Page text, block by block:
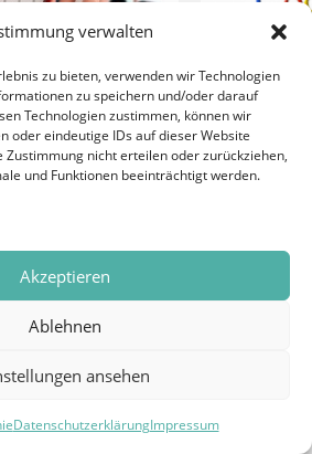
verwalten
zu bieten, verwenden wir Technologien
zu speichern und/oder darauf
Technologien zustimmen, können wir
oder eindeutige IDs auf dieser Website
Zustimmung nicht erteilen oder zurückziehen,
und Funktionen beeinträchtigt werden.
Akzeptieren
Ablehnen
ansehen
DatenschutzerklärungImpressum
muss man
7. MAI 2015